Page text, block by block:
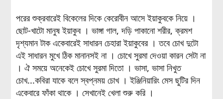
পরের শুক্রবারেই বিকেলের দিকে কেরোবীন আসে ইয়াকুবকে নিয়ে ।
ছোট-খাটো মানুষ ইয়াকুব । ভাঙ্গা গাল, দড়ি পাকানো শরীর, ক্রমশ
দৃশ্যমান টাক একেবারেই সাধারন চেহারা ইয়াকুবের । তবে চোখ দুটো
এই সাধারন মুখে ঠিক মানানসই না । চোখে সুরমা দেওয়া কারন সেটা না
। ঐ সময়ে অনেকেই চোখে সুরমা দিতো । ভাসা, ভাসা নিখুত
চোখ...কবিরা যাকে বলে স্বপ্নময় চোখ । ইঞ্জিনিয়ারিং মেস ছুটির দিন
একেবারে ফাঁকা থাকে । সেখানেই খেলা শুরু করি ।